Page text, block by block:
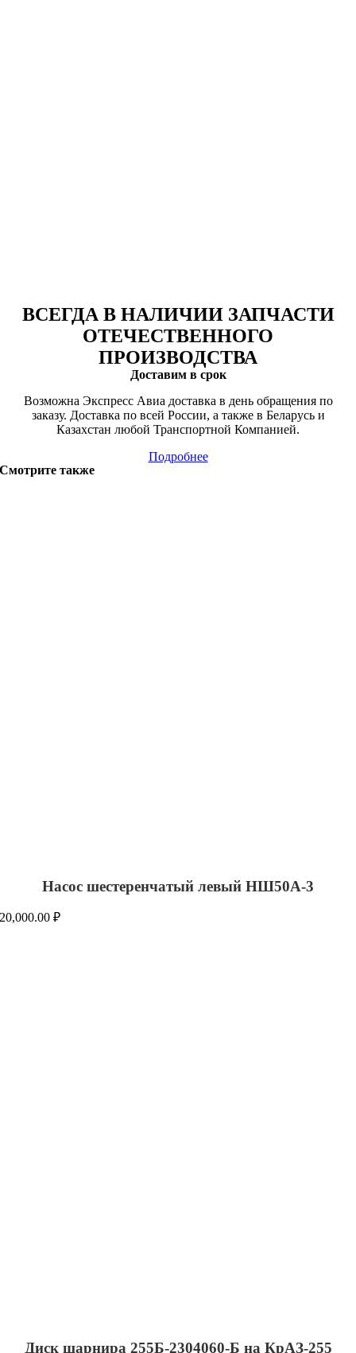
ВСЕГДА В НАЛИЧИИ ЗАПЧАСТИ
ОТЕЧЕСТВЕННОГО
ПРОИЗВОДСТВА
Доставим в срок
Возможна Экспресс Авиа доставка в день обращения по
заказу. Доставка по всей России, а также в Беларусь и
Казахстан любой Транспортной Компанией.
Подробнее
Смотрите также
Насос шестеренчатый левый НШ50А-3
20,000.00₽
Диск шарнира 255Б-2304060-Б на КрАЗ-255